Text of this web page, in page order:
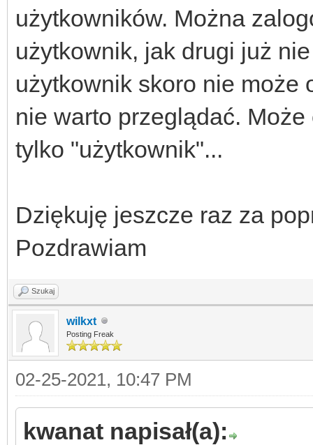
użytkowników. Można
użytkownik, jak drugi już
użytkownik skoro nie może
nie warto przeglądać.
tylko "użytkownik"...
Dziękuję jeszcze raz za
Pozdrawiam
Szukaj
wilkxt
Posting Freak
02-25-2021, 10:47 PM
kwanat napisał(a):